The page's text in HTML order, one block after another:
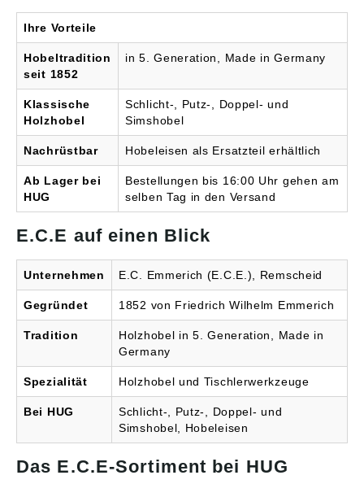
Ihre Vorteile
Hobeltradition
seit 1852
in 5. Generation, Made in Germany
Klassische
Holzhobel
Schlicht-, Putz-, Doppel- und
Simshobel
Nachrüstbar Hobeleisen als Ersatzteil erhältlich
Ab Lager bei
HUG
Bestellungen bis 16:00 Uhr gehen am
selben Tag in den Versand
E.C.E auf einen Blick
Unternehmen E.C. Emmerich (E.C.E.), Remscheid
Gegründet 1852 von Friedrich Wilhelm Emmerich
Tradition
Holzhobel in 5. Generation, Made in
Germany
Spezialität Holzhobel und Tischlerwerkzeuge
Bei HUG
Schlicht-, Putz-, Doppel- und
Simshobel, Hobeleisen
Das E.C.E-Sortiment bei HUG